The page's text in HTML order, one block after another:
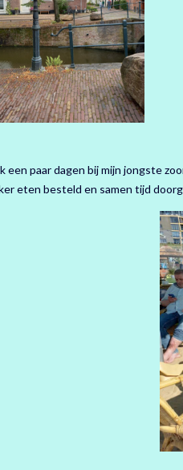
een paar dagen bij mijn jongste
eten besteld en samen tijd